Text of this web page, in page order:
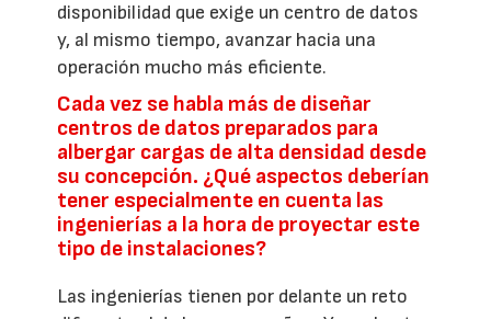
disponibilidad que exige un centro de datos
y, al mismo tiempo, avanzar hacia una
operación mucho más eficiente.
Cada vez se habla más de diseñar
centros de datos preparados para
albergar cargas de alta densidad desde
su concepción. ¿Qué aspectos deberían
tener especialmente en cuenta las
ingenierías a la hora de proyectar este
tipo de instalaciones?
Las ingenierías tienen por delante un reto